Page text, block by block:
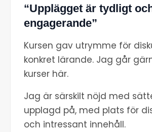
“Upplägget är tydligt
engagerande”
Kursen gav utrymme för
konkret lärande. Jag går
kurser här.
Jag är särskilt nöjd med
upplagd på, med plats för
och intressant innehåll.